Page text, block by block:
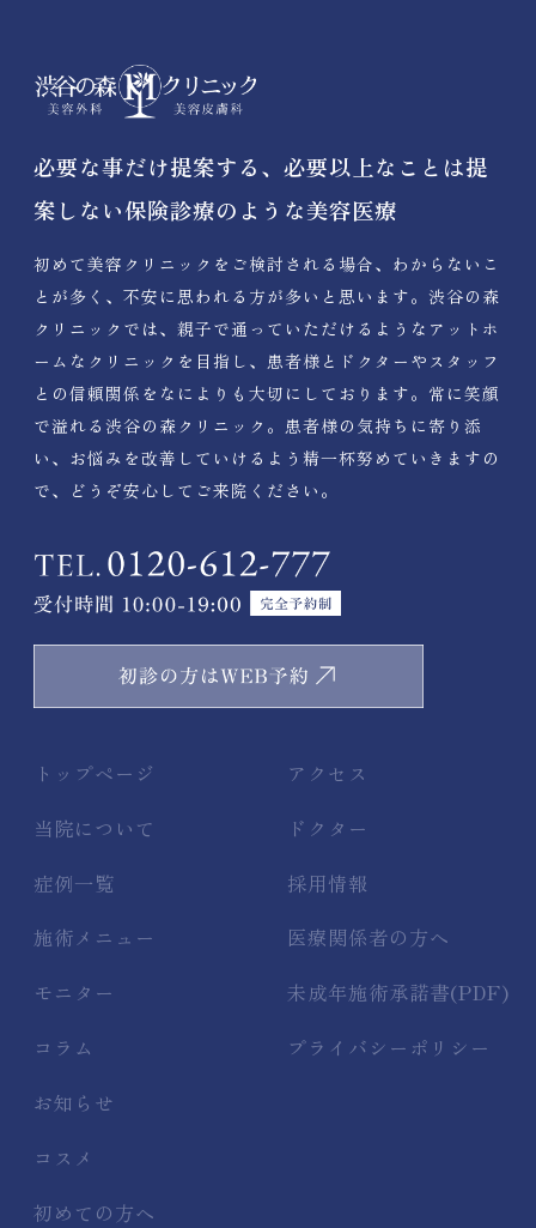
必要な事だけ提案する、必要以上なことは提
案しない保険診療のような美容医療
初めて美容クリニックをご検討される場合、わからないこ
とが多く、不安に思われる方が多いと思います。渋谷の森
クリニックでは、親子で通っていただけるようなアットホ
ームなクリニックを目指し、患者様とドクターやスタッフ
との信頼関係をなによりも大切にしております。常に笑顔
で溢れる渋谷の森クリニック。患者様の気持ちに寄り添
い、お悩みを改善していけるよう精一杯努めていきますの
で、どうぞ安心してご来院ください。
トップページ
当院について
症例一覧
施術メニュー
モニター
コラム
お知らせ
コスメ
初めての方へ
アクセス
ドクター
採用情報
医療関係者の方へ
未成年施術承諾書(PDF)
プライバシーポリシー